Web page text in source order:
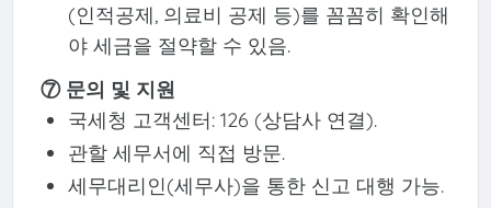
(인적공제, 의료비 공제 등)를 꼼꼼히 확인해
야 세금을 절약할 수 있음.
⑦ 문의 및 지원
국세청 고객센터: 126 (상담사 연결).
관할 세무서에 직접 방문.
세무대리인(세무사)을 통한 신고 대행 가능.